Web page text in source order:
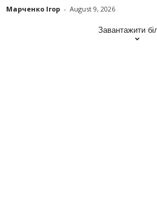
Марченко Ігор - August 9, 2026
Завантажити